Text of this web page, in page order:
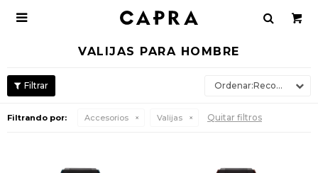

VALIJAS PARA HOMBRE
Recomendados
Filtrando por: Accesorios Valijas Quitar filtros